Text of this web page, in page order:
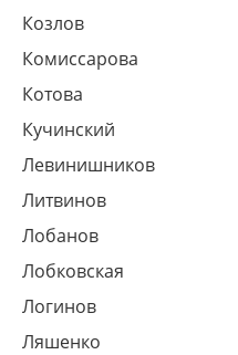
Козлов
Комиссарова
Котова
Кучинский
Левинишников
Литвинов
Лобанов
Лобковская
Логинов
Ляшенко